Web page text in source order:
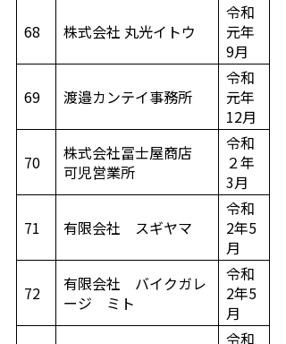
68 株式会社 丸光イトウ
令和
元年
9月
69 渡邉カンテイ事務所
令和
元年
12月
70
株式会社冨士屋商店
可児営業所
令和
２年
3月
71 有限会社 スギヤマ
令和
2年5
月
72
有限会社 バイクガレ
ージ ミト
令和
2年5
月
令和